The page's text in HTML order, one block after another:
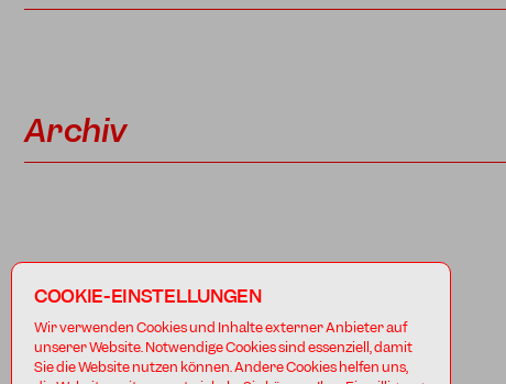
Archiv
COOKIE-EINSTELLUNGEN
Wir verwenden Cookies und Inhalte externer Anbieter auf
unserer Website. Notwendige Cookies sind essenziell, damit
Sie die Website nutzen können. Andere Cookies helfen uns,